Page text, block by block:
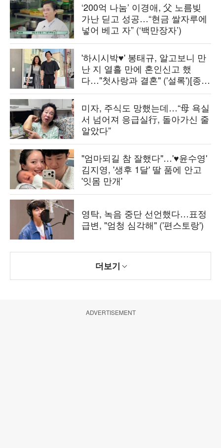
‘200억 나눔’ 이경애, 父 노름빚
가난 딛고 성공…“현금 쌀자루에
넣어 베고 자” (‘백만장자’)
'하시시박♥' 봉태규, 알고보니 만
난 지 열흘 만에 혼인신고 했
다…"첫사랑과 결혼" ('설록')[종
합]
미자, 주식도 망했는데…“母 욕실
서 넘어져 응급실行, 돌아가신 줄
알았다”
"엄마되길 참 잘했다"…'♥윤수영'
김지영, '생후 1달' 딸 품에 안고
'잇몸 만개'
영탁, 녹음 중단 선언했다…표정
급변, "엄청 심각해" ('편스토랑')
더보기
ADVERTISEMENT